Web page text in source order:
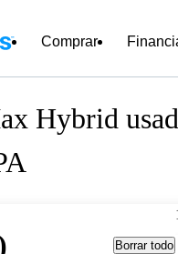
Comprar
Hybrid
Borrar todo